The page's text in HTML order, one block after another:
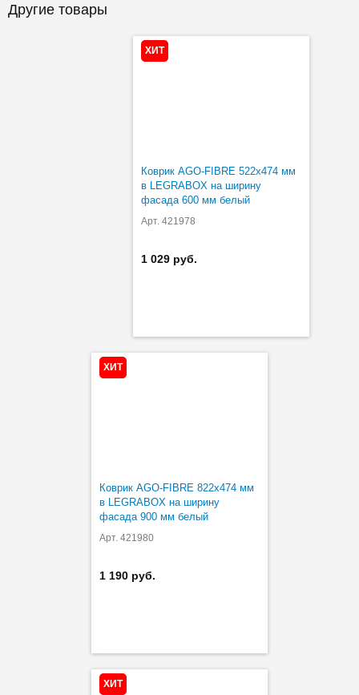
Другие товары
ХИТ
Коврик AGO-FIBRE 522х474 мм
в LEGRABOX на ширину
фасада 600 мм белый
Арт. 421978
1 029 руб.
ХИТ
Коврик AGO-FIBRE 822х474 мм
в LEGRABOX на ширину
фасада 900 мм белый
Арт. 421980
1 190 руб.
ХИТ